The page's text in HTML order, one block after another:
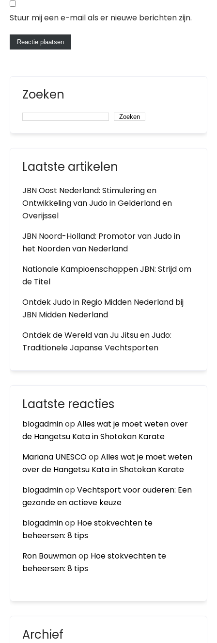
Stuur mij een e-mail als er nieuwe berichten zijn.
Zoeken
Zoeken
Laatste artikelen
JBN Oost Nederland: Stimulering en
Ontwikkeling van Judo in Gelderland en
Overijssel
JBN Noord-Holland: Promotor van Judo in
het Noorden van Nederland
Nationale Kampioenschappen JBN: Strijd om
de Titel
Ontdek Judo in Regio Midden Nederland bij
JBN Midden Nederland
Ontdek de Wereld van Ju Jitsu en Judo:
Traditionele Japanse Vechtsporten
Laatste reacties
blogadminopAlles wat je moet weten over
de Hangetsu Kata in Shotokan Karate
Mariana UNESCOopAlles wat je moet weten
over de Hangetsu Kata in Shotokan Karate
blogadminopVechtsport voor ouderen: Een
gezonde en actieve keuze
blogadminop Hoe stokvechten te
beheersen: 8 tips
Ron Bouwmanop Hoe stokvechten te
beheersen: 8 tips
Archief